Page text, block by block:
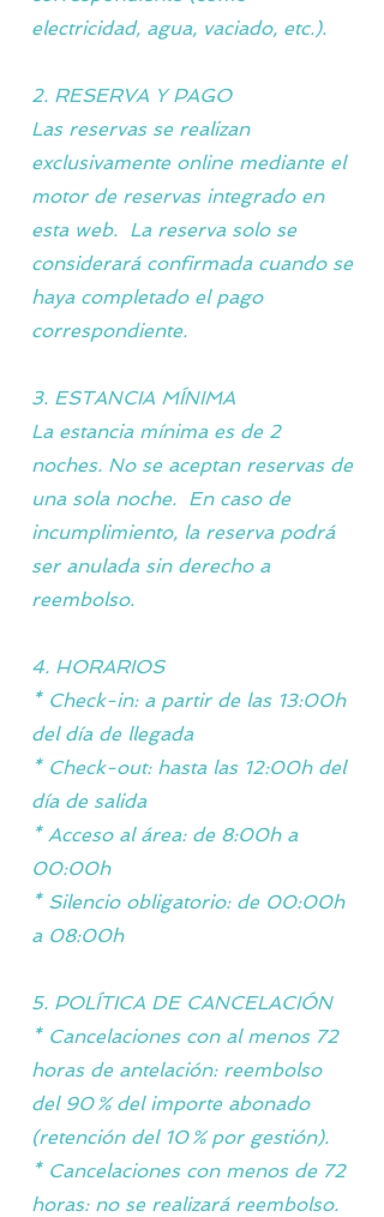
electricidad, agua, vaciado, etc.).
2. RESERVA Y PAGO
Las reservas se realizan
exclusivamente online mediante el
motor de reservas integrado en
esta web. La reserva solo se
considerará confirmada cuando se
haya completado el pago
correspondiente.
3. ESTANCIA MÍNIMA
La estancia mínima es de 2
noches. No se aceptan reservas de
una sola noche. En caso de
incumplimiento, la reserva podrá
ser anulada sin derecho a
reembolso.
4. HORARIOS
* Check-in: a partir de las 13:00h
del día de llegada
* Check-out: hasta las 12:00h del
día de salida
* Acceso al área: de 8:00h a
00:00h
* Silencio obligatorio: de 00:00h
a 08:00h
5. POLÍTICA DE CANCELACIÓN
* Cancelaciones con al menos 72
horas de antelación: reembolso
del 90 % del importe abonado
(retención del 10 % por gestión).
* Cancelaciones con menos de 72
horas: no se realizará reembolso.